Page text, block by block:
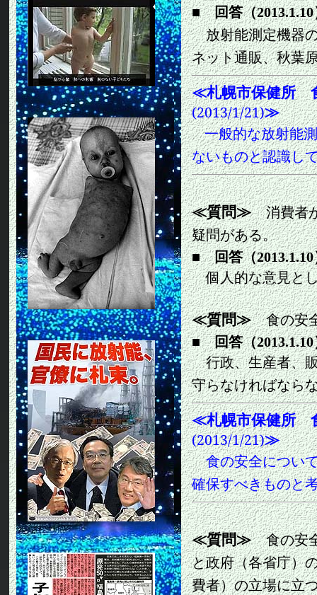
■回答（2013.1.10
放射能測定機器
ネット通販、秋葉
≪札幌市保健所
(2013/1/21)≫
一般的な放射能
ないものと認識し
≪質問≫消費者
疑問がある。
■回答（2013.1.10
個人的な意見と
≪質問≫食の安
■回答（2013.1.10
行政、生産者、販
守らなければなら
≪札幌市保健所
(2013/1/21)≫
食の安全につい
確保すべきものと
≪質問≫食の安
と政府（各省庁）
費者）の立場に立